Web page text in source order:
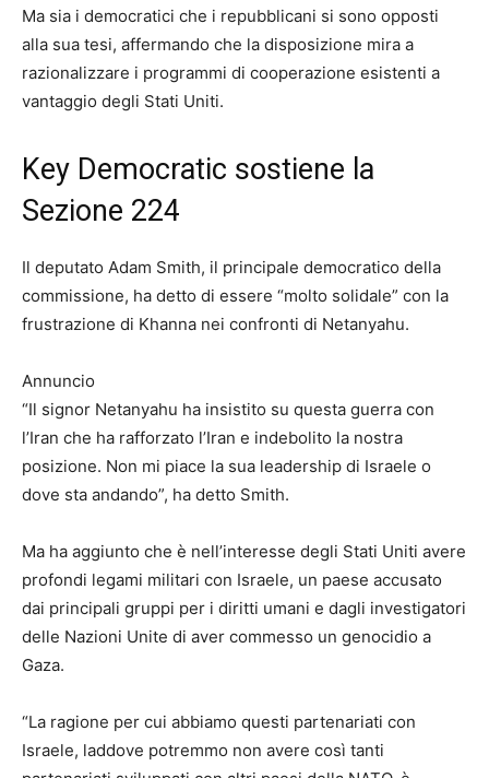
Ma sia i democratici che i repubblicani si sono opposti
alla sua tesi, affermando che la disposizione mira a
razionalizzare i programmi di cooperazione esistenti a
vantaggio degli Stati Uniti.
Key Democratic sostiene la
Sezione 224
Il deputato Adam Smith, il principale democratico della
commissione, ha detto di essere “molto solidale” con la
frustrazione di Khanna nei confronti di Netanyahu.
Annuncio
“Il signor Netanyahu ha insistito su questa guerra con
l’Iran che ha rafforzato l’Iran e indebolito la nostra
posizione. Non mi piace la sua leadership di Israele o
dove sta andando”, ha detto Smith.
Ma ha aggiunto che è nell’interesse degli Stati Uniti avere
profondi legami militari con Israele, un paese accusato
dai principali gruppi per i diritti umani e dagli investigatori
delle Nazioni Unite di aver commesso un genocidio a
Gaza.
“La ragione per cui abbiamo questi partenariati con
Israele, laddove potremmo non avere così tanti